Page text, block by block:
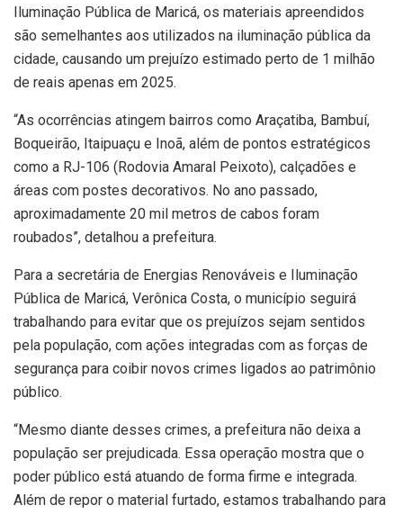
Iluminação Pública de Maricá, os materiais apreendidos
são semelhantes aos utilizados na iluminação pública da
cidade, causando um prejuízo estimado perto de 1 milhão
de reais apenas em 2025.
“As ocorrências atingem bairros como Araçatiba, Bambuí,
Boqueirão, Itaipuaçu e Inoã, além de pontos estratégicos
como a RJ-106 (Rodovia Amaral Peixoto), calçadões e
áreas com postes decorativos. No ano passado,
aproximadamente 20 mil metros de cabos foram
roubados”, detalhou a prefeitura.
Para a secretária de Energias Renováveis e Iluminação
Pública de Maricá, Verônica Costa, o município seguirá
trabalhando para evitar que os prejuízos sejam sentidos
pela população, com ações integradas com as forças de
segurança para coibir novos crimes ligados ao patrimônio
público.
“Mesmo diante desses crimes, a prefeitura não deixa a
população ser prejudicada. Essa operação mostra que o
poder público está atuando de forma firme e integrada.
Além de repor o material furtado, estamos trabalhando para